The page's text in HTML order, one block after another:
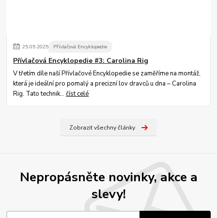
25.05.2025 Přívlačová Encyklopedie
Přívlačová Encyklopedie #3: Carolina Rig
V třetím díle naší Přívlačové Encyklopedie se zaměříme na montáž,
která je ideální pro pomalý a precizní lov dravců u dna – Carolina
Rig. Tato technik...číst celé
Zobrazit všechny články
Nepropásněte novinky, akce a
slevy!